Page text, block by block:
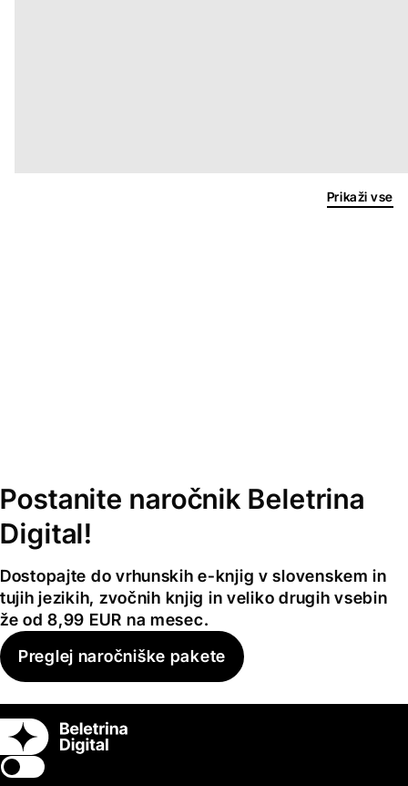
Prikaži vse
Postanite naročnik Beletrina
Digital!
Dostopajte do vrhunskih e-knjig v slovenskem in
tujih jezikih, zvočnih knjig in veliko drugih vsebin
že od 8,99 EUR na mesec.
Preglej naročniške pakete
Switch theme